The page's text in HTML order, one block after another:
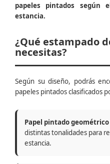
papeles pintados según
estancia.
¿Qué estampado
necesitas?
Según su diseño, podrás
papeles pintados clasificados
Papel pintado geométrico
distintas tonalidades para
estancia.